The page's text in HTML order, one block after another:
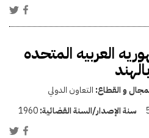
العربيه المتحده
و القطاع: التعاون الدولي
سنة الإصدار/السنة القضائية:1960